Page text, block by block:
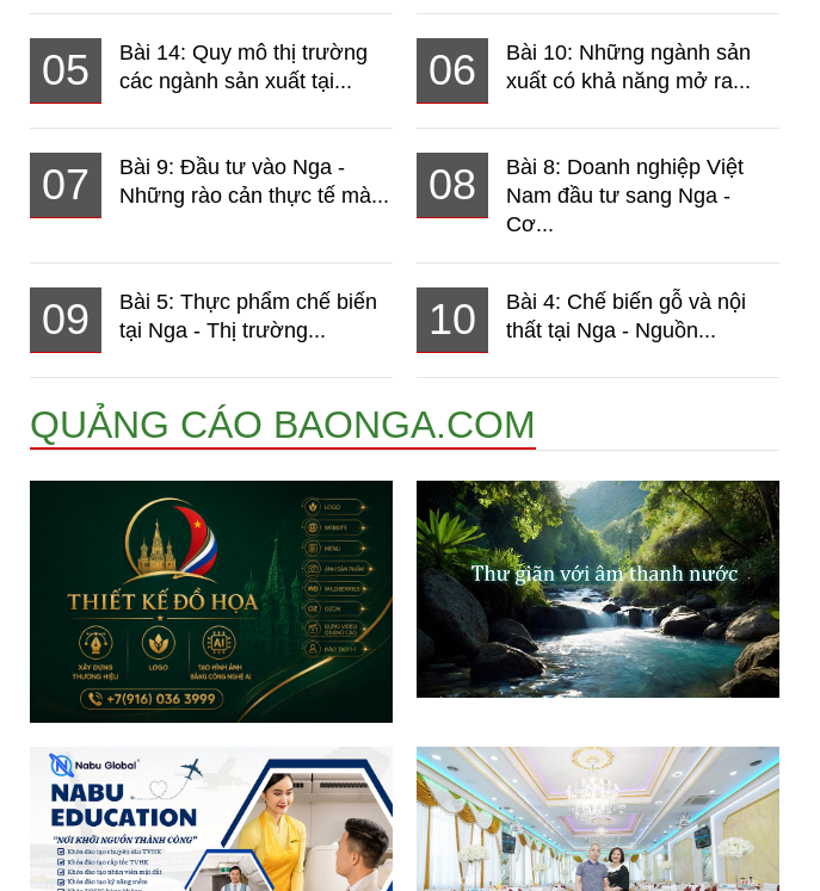
05
Bài 14: Quy mô thị trường
các ngành sản xuất tại...
06
Bài 10: Những ngành sản
xuất có khả năng mở ra...
07
Bài 9: Đầu tư vào Nga -
Những rào cản thực tế mà...
08
Bài 8: Doanh nghiệp Việt
Nam đầu tư sang Nga -
Cơ...
09
Bài 5: Thực phẩm chế biến
tại Nga - Thị trường...
10
Bài 4: Chế biến gỗ và nội
thất tại Nga - Nguồn...
QUẢNG CÁO BAONGA.COM